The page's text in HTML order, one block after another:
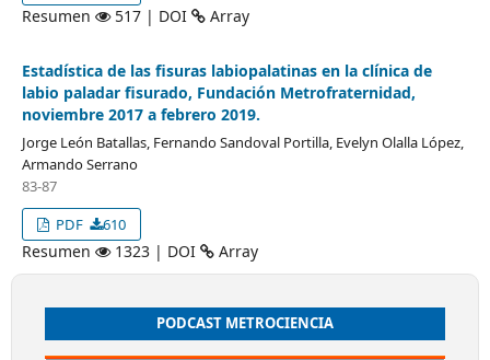
Resumen 517 | DOI Array
Estadística de las fisuras labiopalatinas en la clínica de
labio paladar fisurado, Fundación Metrofraternidad,
noviembre 2017 a febrero 2019.
Jorge León Batallas, Fernando Sandoval Portilla, Evelyn Olalla López,
Armando Serrano
83-87
PDF
610
Resumen 1323 | DOI Array
PODCAST METROCIENCIA